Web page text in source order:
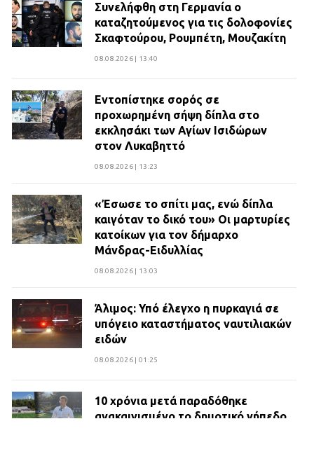
Συνελήφθη στη Γερμανία ο
καταζητούμενος για τις δολοφονίες
Σκαφτούρου, Ρουμπέτη, Μουζακίτη
08.08.2026 | 13:40
Εντοπίστηκε σορός σε
προχωρημένη σήψη δίπλα στο
εκκλησάκι των Αγίων Ισιδώρων
στον Λυκαβηττό
08.08.2026 | 13:23
«Έσωσε το σπίτι μας, ενώ δίπλα
καιγόταν το δικό του» Οι μαρτυρίες
κατοίκων για τον δήμαρχο
Μάνδρας-Ειδυλλίας
08.08.2026 | 13:03
Άλιμος: Υπό έλεγχο η πυρκαγιά σε
υπόγειο καταστήματος ναυτιλιακών
ειδών
08.08.2026 | 01:25
10 χρόνια μετά παραδόθηκε
ανακαινισμένο το δημοτικό γήπεδο